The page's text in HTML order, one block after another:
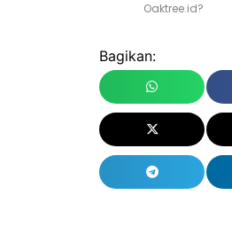
Oaktree.id?
Bagikan: